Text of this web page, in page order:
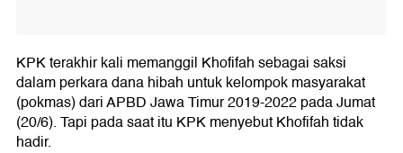
KPK terakhir kali memanggil Khofifah sebagai saksi
dalam perkara dana hibah untuk kelompok masyarakat
(pokmas) dari APBD Jawa Timur 2019-2022 pada Jumat
(20/6). Tapi pada saat itu KPK menyebut Khofifah tidak
hadir.